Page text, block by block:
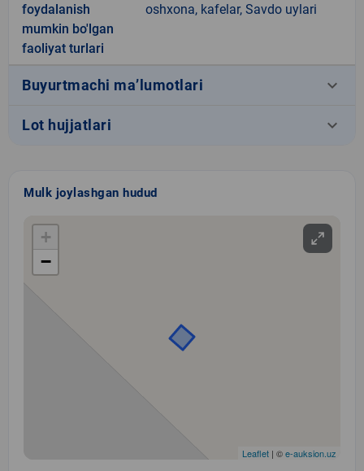
foydalanish
mumkin bo'lgan
faoliyat turlari
oshxona, kafelar, Savdo uylari
Buyurtmachi ma’lumotlari keyboard_arrow_down
Lot hujjatlari keyboard_arrow_down
Mulk joylashgan hudud
+
−
Leaflet | ©e-auksion.uz